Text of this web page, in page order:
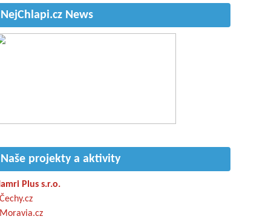
NejChlapi.cz News
Naše projekty a aktivity
Plus s.r.o.